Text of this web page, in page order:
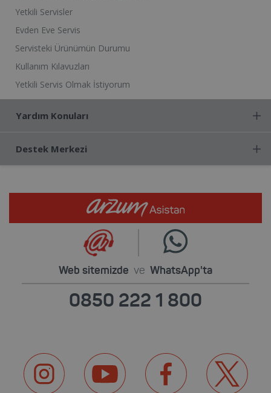
Yetkili Servisler
Evden Eve Servis
Servisteki Ürünümün Durumu
Kullanım Kılavuzları
Yetkili Servis Olmak İstiyorum
Yardım Konuları
Destek Merkezi
Web sitemizde ve WhatsApp'ta
0850 222 1 800